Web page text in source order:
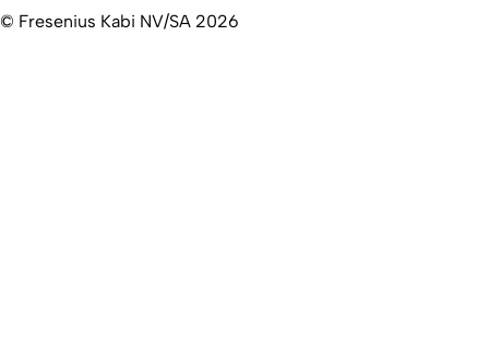
© Fresenius Kabi NV/SA 2026